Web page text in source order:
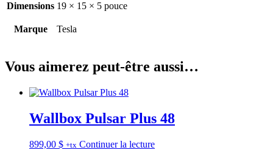
Dimensions 19 × 15 × 5 pouce
Marque Tesla
Vous aimerez peut-être aussi…
Wallbox Pulsar Plus 48
899,00 $ +tx Continuer la lecture